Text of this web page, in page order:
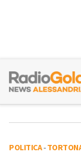
POLITICA-